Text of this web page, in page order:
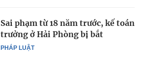
PHÁP LUẬT
Sai phạm từ 18 năm trước, kế toán
trưởng ở Hải Phòng bị bắt